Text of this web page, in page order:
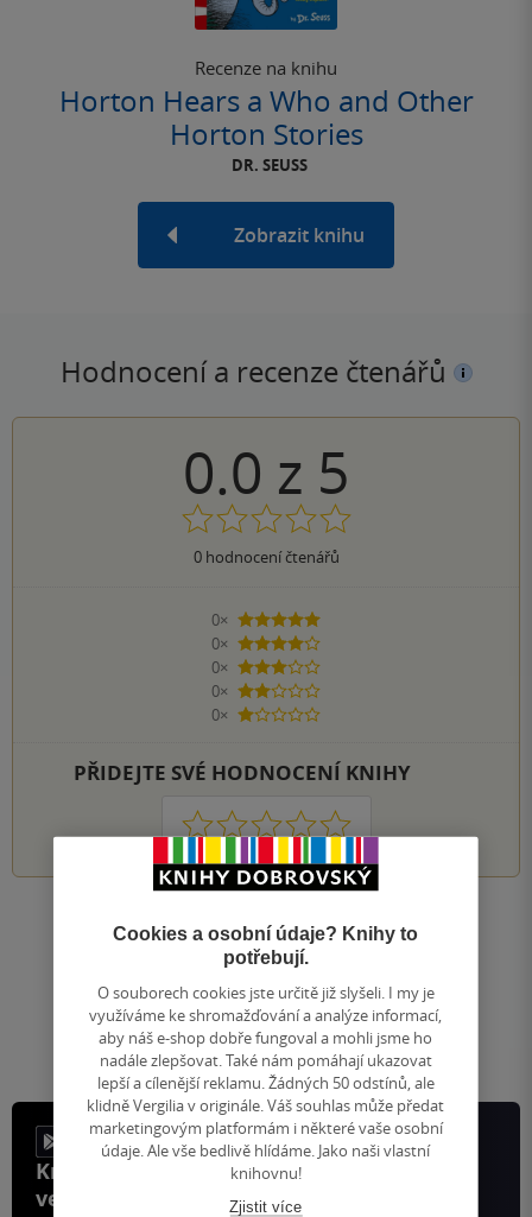
Recenze na knihu
Horton Hears a Who and Other
Horton Stories
DR. SEUSS
Zobrazit knihu
Hodnocení a recenze čtenářů
0.0 z 5
0hodnocení čtenářů
0×
5 hvězdiček
0×
4 hvězdičky
0×
3 hvězdičky
0×
2 hvězdičky
0×
1 hvezdička
PŘIDEJTE SVÉ HODNOCENÍ KNIHY
1 2 3 4 5
Nahoru
Zobrazeno 20 z 20
1
Přejít
na
stránku
/ 1
Knihy, recenze a klubové výhody
ve vaší kapse a naší appce KDčko
Cookies a osobní údaje? Knihy to
potřebují.
O souborech cookies jste určitě již slyšeli. I my je
využíváme ke shromažďování a analýze informací,
aby náš e-shop dobře fungoval a mohli jsme ho
nadále zlepšovat. Také nám pomáhají ukazovat
lepší a cílenější reklamu. Žádných 50 odstínů, ale
klidně Vergilia v originále. Váš souhlas může předat
marketingovým platformám i některé vaše osobní
údaje. Ale vše bedlivě hlídáme. Jako naši vlastní
knihovnu!
Zjistit více